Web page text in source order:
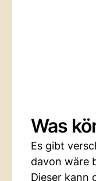
Was
Es gibt
davon wäre
Dieser kann